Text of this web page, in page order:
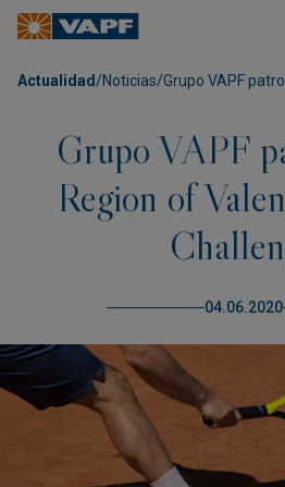
Actualidad /Noticias/Grupo VAPF
Grupo VAPF
Region of
04.06.2020